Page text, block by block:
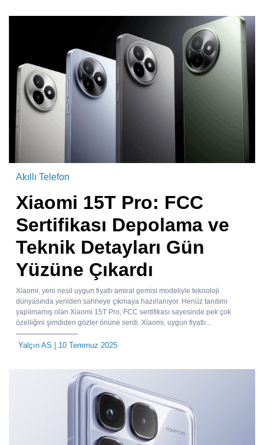
Akıllı Telefon
Xiaomi 15T Pro: FCC
Sertifikası Depolama ve
Teknik Detayları Gün
Yüzüne Çıkardı
Xiaomi, yeni nesil uygun fiyatlı amiral gemisi modeliyle teknoloji
dünyasında yeniden sahneye çıkmaya hazırlanıyor. Henüz tanıtımı
yapılmamış olan Xiaomi 15T Pro, FCC sertifikası sayesinde pek çok
özelliğini şimdiden gözler önüne serdi. Xiaomi, uygun fiyatlı...
Yalçın AS | 10 Temmuz 2025